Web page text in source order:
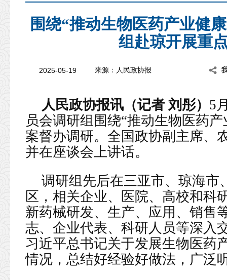
围绕“推动生物医药产业健
组赴琼开展重
2025-05-19 来源：人民政协报
人民政协报讯（记者 刘彤） 5
员会调研组围绕“推动生物医药
案督办调研。全国政协副主席、
并在座谈会上讲话。
调研组先后在三亚市、琼海市
区，相关企业、医院、高校和科
新药械研发、生产、应用、销售
志、企业代表、科研人员等深入
习近平总书记关于发展生物医药
情况，总结好经验好做法，广泛